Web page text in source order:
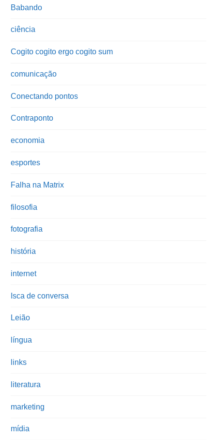
Babando
ciência
Cogito cogito ergo cogito sum
comunicação
Conectando pontos
Contraponto
economia
esportes
Falha na Matrix
filosofia
fotografia
história
internet
Isca de conversa
Leião
língua
links
literatura
marketing
mídia